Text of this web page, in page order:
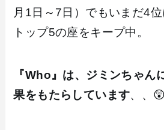
月1日～7日）でもいまだ4位
トップ5の座をキープ中。
『Who』は、ジミンちゃん
果をもたらしています、、😲